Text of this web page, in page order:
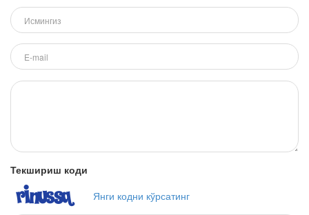
Текшириш коди
Янги кодни кўрсатинг